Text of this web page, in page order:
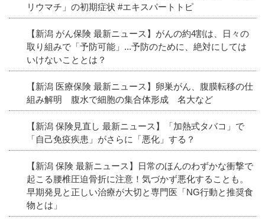
リウマチ」の初期症状 #エキスパートトピ
【新潟 がん保険 最新ニュース】がんの約4割は、日々の
取り組みで「予防可能」...予防のために、絶対にしては
いけないこととは？
【新潟 医療保険 最新ニュース】卵巣がん、腹膜転移の仕
組み解明 腹水で細胞の集合体形成 名大など
【新潟 保険見直し 最新ニュース】「加熱式タバコ」で
「自己免疫疾患」がさらに「悪化」する？
【新潟 保険 最新ニュース】日常のほんのわずかな衝撃で
起こる腰椎圧迫骨折に注意！気づかず悪化することも。
早期発見と正しい治療が大切と専門医「NG行動と推奨食
物とは」